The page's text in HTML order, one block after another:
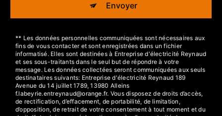
Envoyer
** Les données personnelles communiquées sont nécessaires aux
fins de vous contacter et sont enregistrées dans un fichier
informatisé. Elles sont destinées à Entreprise d'électricité Reynaud
et ses sous-traitants dans le seul but de répondre à votre
message. Les données collectées seront communiquées aux seuls
destinataires suivants: Entreprise d'électricité Reynaud 189
Avenue du 14 juillet 1789, 13980 Alleins
f.labeyrie.entreynaud@orange.fr. Vous disposez de droits d’accès,
de rectification, d’effacement, de portabilité, de limitation,
d’opposition, de retrait de votre consentement à tout moment et du